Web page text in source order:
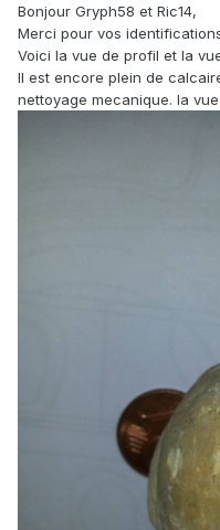
Bonjour Gryph58 et Ric14,
Merci pour vos
Voici la vue de profil et la
Il est encore plein de
nettoyage mecanique. la